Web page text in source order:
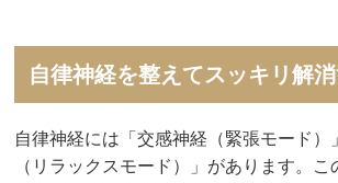
自律神経を整えてスッキリ解消
自律神経には「交感神経（緊張モード）
（リラックスモード）」があります。